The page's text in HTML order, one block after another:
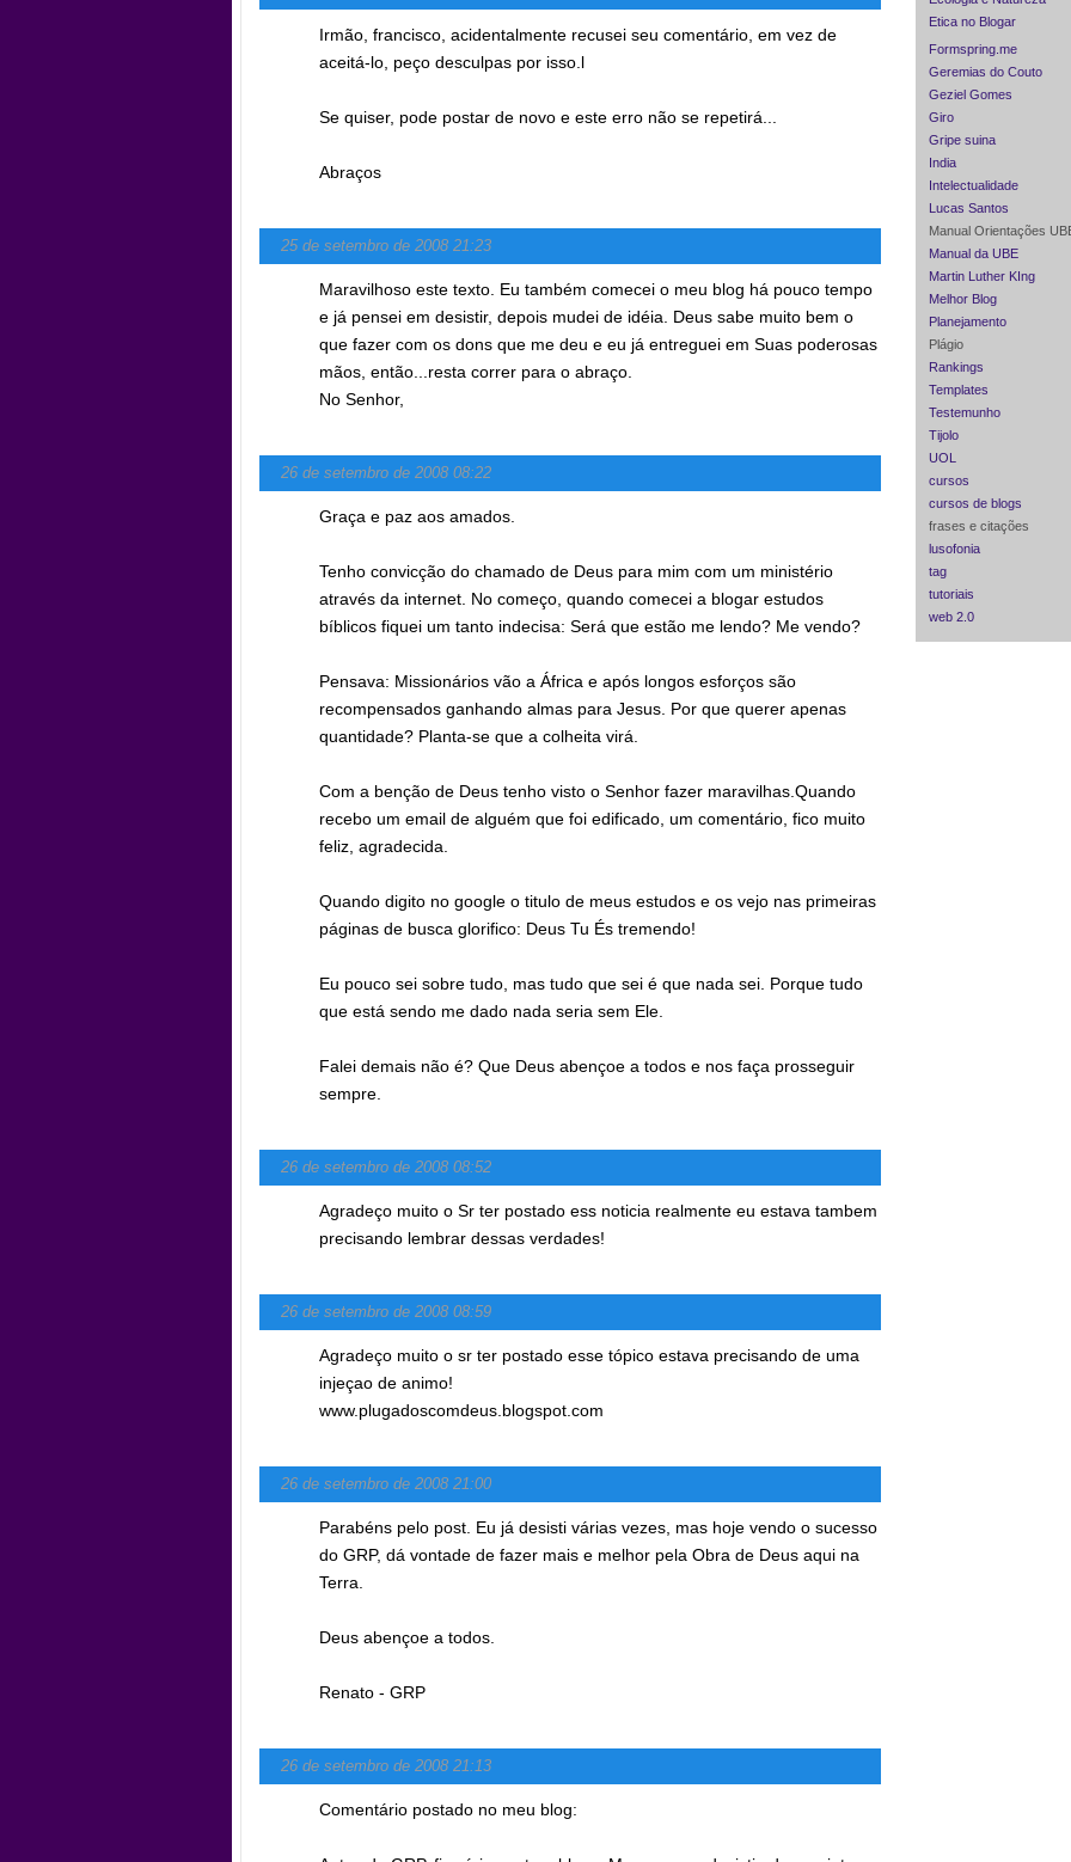
Irmão, francisco, acidentalmente recusei seu comentário, em vez de
aceitá-lo, peço desculpas por isso.l
Se quiser, pode postar de novo e este erro não se repetirá...
Abraços
25 de setembro de 2008 21:23
Maravilhoso este texto. Eu também comecei o meu blog há pouco tempo
e já pensei em desistir, depois mudei de idéia. Deus sabe muito bem o
que fazer com os dons que me deu e eu já entreguei em Suas poderosas
mãos, então...resta correr para o abraço.
No Senhor,
26 de setembro de 2008 08:22
Graça e paz aos amados.
Tenho convicção do chamado de Deus para mim com um ministério
através da internet. No começo, quando comecei a blogar estudos
bíblicos fiquei um tanto indecisa: Será que estão me lendo? Me vendo?
Pensava: Missionários vão a África e após longos esforços são
recompensados ganhando almas para Jesus. Por que querer apenas
quantidade? Planta-se que a colheita virá.
Com a benção de Deus tenho visto o Senhor fazer maravilhas.Quando
recebo um email de alguém que foi edificado, um comentário, fico muito
feliz, agradecida.
Quando digito no google o titulo de meus estudos e os vejo nas primeiras
páginas de busca glorifico: Deus Tu És tremendo!
Eu pouco sei sobre tudo, mas tudo que sei é que nada sei. Porque tudo
que está sendo me dado nada seria sem Ele.
Falei demais não é? Que Deus abençoe a todos e nos faça prosseguir
sempre.
26 de setembro de 2008 08:52
Agradeço muito o Sr ter postado ess noticia realmente eu estava tambem
precisando lembrar dessas verdades!
26 de setembro de 2008 08:59
Agradeço muito o sr ter postado esse tópico estava precisando de uma
injeçao de animo!
www.plugadoscomdeus.blogspot.com
26 de setembro de 2008 21:00
Parabéns pelo post. Eu já desisti várias vezes, mas hoje vendo o sucesso
do GRP, dá vontade de fazer mais e melhor pela Obra de Deus aqui na
Terra.
Deus abençoe a todos.
Renato - GRP
26 de setembro de 2008 21:13
Comentário postado no meu blog:
Etica no Blogar
Formspring.me
Geremias do Couto
Geziel Gomes
Giro
Gripe suina
India
Intelectualidade
Lucas Santos
Manual Orientações
Manual da UBE
Martin Luther KIng
Melhor Blog
Planejamento
Plágio
Rankings
Templates
Testemunho
Tijolo
UOL
cursos
cursos de blogs
frases e citações
lusofonia
tag
tutoriais
web 2.0